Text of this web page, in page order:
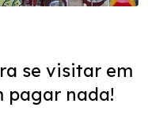
se visitar em
pagar nada!